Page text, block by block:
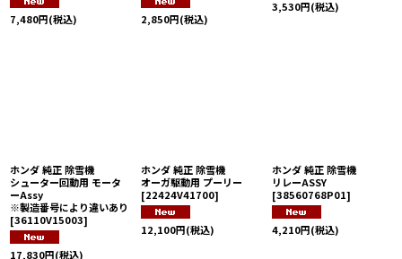
7,480円(税込) 2,850円(税込)
3,530円(税込)
ホンダ 純正 除雪機
シューター回動用 モータ
ーAssy
※製造番号により違いあり
[36110V15003]
17,830円(税込)
ホンダ 純正 除雪機
オーガ駆動用 プーリー
[22424V41700]
12,100円(税込)
ホンダ 純正 除雪機
リレーASSY
[38560768P01]
4,210円(税込)